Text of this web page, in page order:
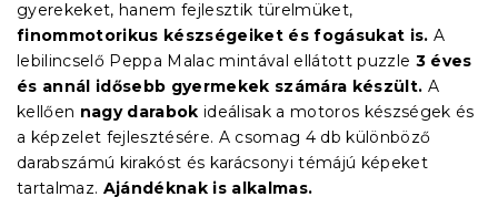
gyerekeket, hanem fejlesztik türelmüket,
finommotorikus készségeiket és fogásukat is. A
lebilincselő Peppa Malac mintával ellátott puzzle 3 éves
és annál idősebb gyermekek számára készült. A
kellően nagy darabok ideálisak a motoros készségek és
a képzelet fejlesztésére. A csomag 4 db különböző
darabszámú kirakóst és karácsonyi témájú képeket
tartalmaz. Ajándéknak is alkalmas.